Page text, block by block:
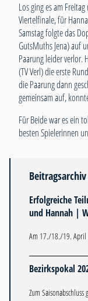
Los ging es am
Viertelfinale, für
Samstag folgte das
GutsMuths Jena) auf
Paarung leider verlor.
(TV Verl) die erste
die Paarung dann
gemeinsam auf,
Für Beide war es ein
besten Spielerinnen
Erfolgreiche
und Hannah |
Am 17./18./19. April
Bezirkspokal
Zum